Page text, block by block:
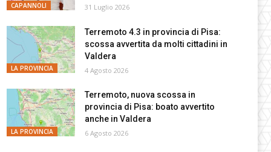
CAPANNOLI 31 Luglio 2026
LA PROVINCIA
Terremoto 4.3 in provincia di Pisa:
scossa avvertita da molti cittadini in
Valdera
4 Agosto 2026
LA PROVINCIA
Terremoto, nuova scossa in
provincia di Pisa: boato avvertito
anche in Valdera
6 Agosto 2026